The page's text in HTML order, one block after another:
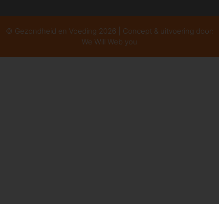
© Gezondheid en Voeding 2026 | Concept & uitvoering door:
We Will Web you